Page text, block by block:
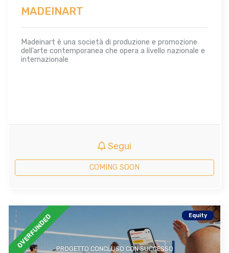
MADEINART
Madeinart è una società di produzione e promozione
dell’arte contemporanea che opera a livello nazionale e
internazionale
Segui
COMING SOON
PROGETTO CONCLUSO CON SUCCESSO
OVERFUNDED Equity